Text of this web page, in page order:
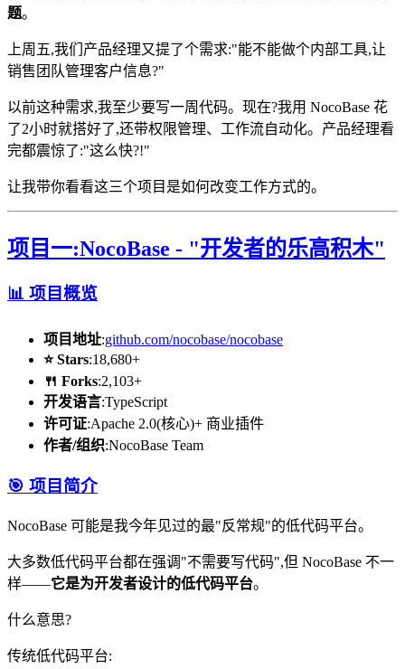
题。
上周五,我们产品经理又提了个需求:"能不能做个内部工具,让
销售团队管理客户信息?"
以前这种需求,我至少要写一周代码。现在?我用 NocoBase 花
了2小时就搭好了,还带权限管理、工作流自动化。产品经理看
完都震惊了:"这么快?!"
让我带你看看这三个项目是如何改变工作方式的。
项目一:NocoBase - "开发者的乐高积木"
📊 项目概览
项目地址:github.com/nocobase/nocobase
⭐ Stars:18,680+
🍴 Forks:2,103+
开发语言:TypeScript
许可证:Apache 2.0(核心)+ 商业插件
作者/组织:NocoBase Team
🎯 项目简介
NocoBase 可能是我今年见过的最"反常规"的低代码平台。
大多数低代码平台都在强调"不需要写代码",但 NocoBase 不一
样——它是为开发者设计的低代码平台。
什么意思?
传统低代码平台: